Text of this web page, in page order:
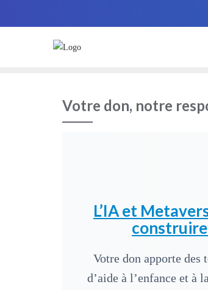
Votre don, notre
L’IA et
construire
Votre don apporte des
d’aide à l’enfance et à